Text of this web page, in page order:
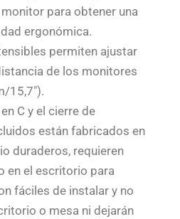
para obtener una
ergonómica.
permiten ajustar
de los monitores
15,7″).
C y el cierre de
están fabricados en
duraderos, requieren
en el escritorio para
fáciles de instalar y no
o mesa ni dejarán